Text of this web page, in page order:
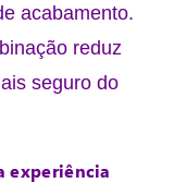
acabamento.
reduz
seguro do
experiência